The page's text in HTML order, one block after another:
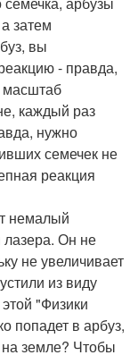
затем
вы
- правда,
масштаб
каждый раз
нужно
семечек не
реакция
немалый
лазера. Он не
не увеличивает
из виду
"Физики
попадет в арбуз,
на земле? Чтобы